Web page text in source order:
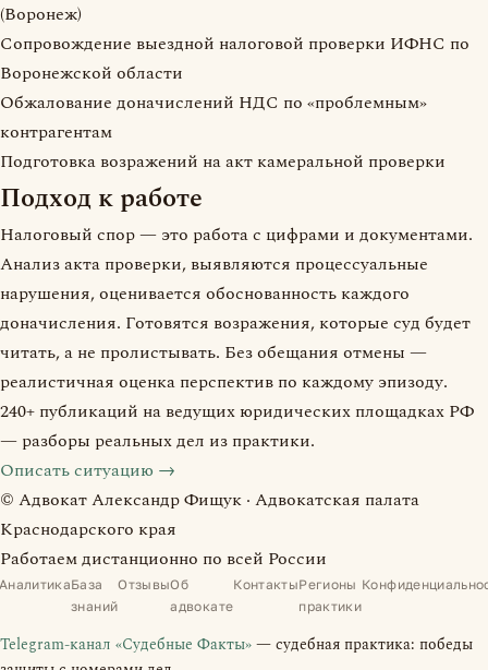
(Воронеж)
Сопровождение выездной налоговой проверки ИФНС по
Воронежской области
Обжалование доначислений НДС по «проблемным»
контрагентам
Подготовка возражений на акт камеральной проверки
Подход к работе
Налоговый спор — это работа с цифрами и документами.
Анализ акта проверки, выявляются процессуальные
нарушения, оценивается обоснованность каждого
доначисления. Готовятся возражения, которые суд будет
читать, а не пролистывать. Без обещания отмены —
реалистичная оценка перспектив по каждому эпизоду.
240+ публикаций на ведущих юридических площадках РФ
— разборы реальных дел из практики.
Описать ситуацию →
© Адвокат Александр Фищук · Адвокатская палата
Краснодарского края
Работаем дистанционно по всей России
База
знаний
ОтзывыОб
адвокате
КонтактыРегионы
практики
Telegram-канал «Судебные Факты» — судебная практика: победы